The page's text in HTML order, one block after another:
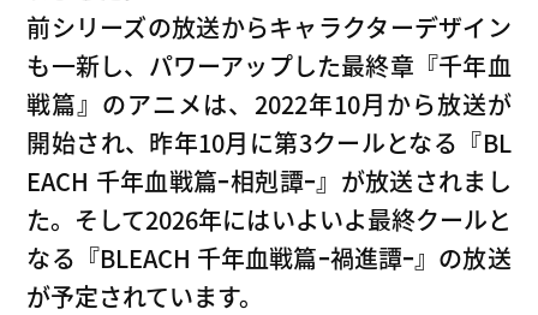
前シリーズの放送からキャラクターデザイン
も一新し、パワーアップした最終章『千年血
戦篇』のアニメは、2022年10月から放送が
開始され、昨年10月に第3クールとなる『BL
EACH 千年血戦篇ｰ相剋譚ｰ』が放送されまし
た。そして2026年にはいよいよ最終クールと
なる『BLEACH 千年血戦篇ｰ禍進譚ｰ』の放送
が予定されています。